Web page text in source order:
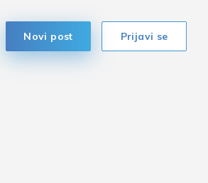
Prijavi se
Novi post